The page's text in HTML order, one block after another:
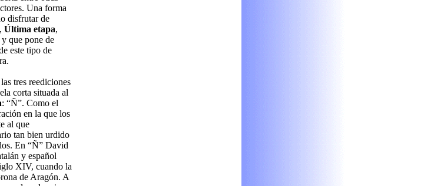
Una forma
disfrutar de
, Última etapa,
y que pone de
este tipo de
tres reediciones
corta situada al
: “Ñ”. Como el
en la que los
al que
tan bien urdido
En “Ñ” David
y español
XIV, cuando la
de Aragón. A